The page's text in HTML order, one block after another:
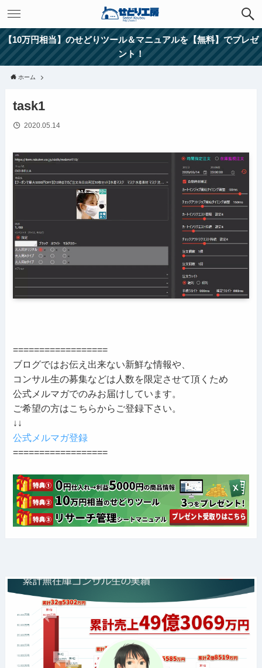
【10万円相当】のせどりツール＆マニュアルを【無料】でプレゼ
ント！
ホーム
task1
2020.05.14
==================
ブログではお伝え出来ない新鮮な情報や、
コンサル生の募集などは人数を限定させて頂くため
公式メルマガでのみお届けしています。
ご希望の方はこちらからご登録下さい。
↓↓
公式メルマガ登録
==================